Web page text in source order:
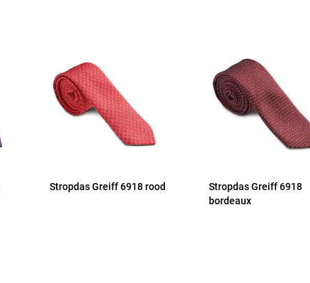
Stropdas Greiff 6918 rood
Stropdas Greiff 6918
bordeaux